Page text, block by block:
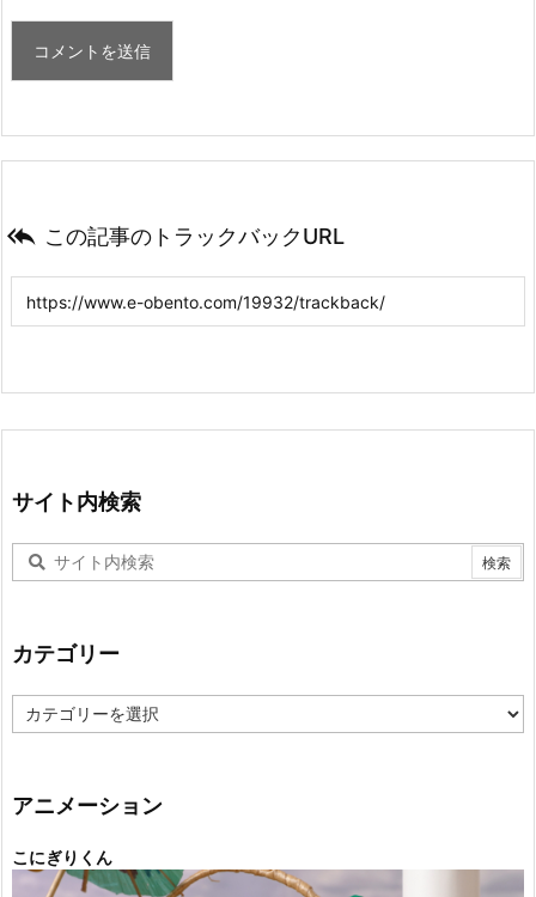
 この記事のトラックバックURL
サイト内検索
カテゴリー
テ
ー
アニメーション
こにぎりくん